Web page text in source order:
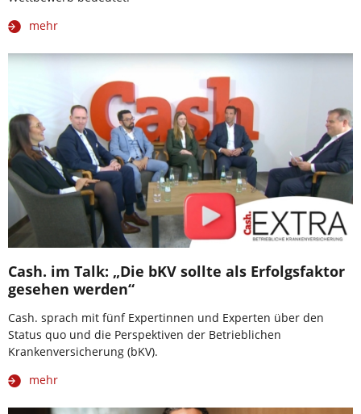
mehr
Cash. im Talk: „Die bKV sollte als Erfolgsfaktor
gesehen werden“
Cash. sprach mit fünf Expertinnen und Experten über den
Status quo und die Perspektiven der Betrieblichen
Krankenversicherung (bKV).
mehr